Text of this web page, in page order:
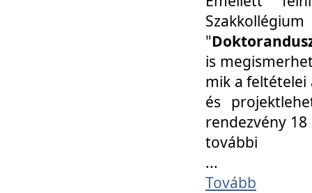
"
is
mik a feltételei
és
rendezvény
további
...
Tovább